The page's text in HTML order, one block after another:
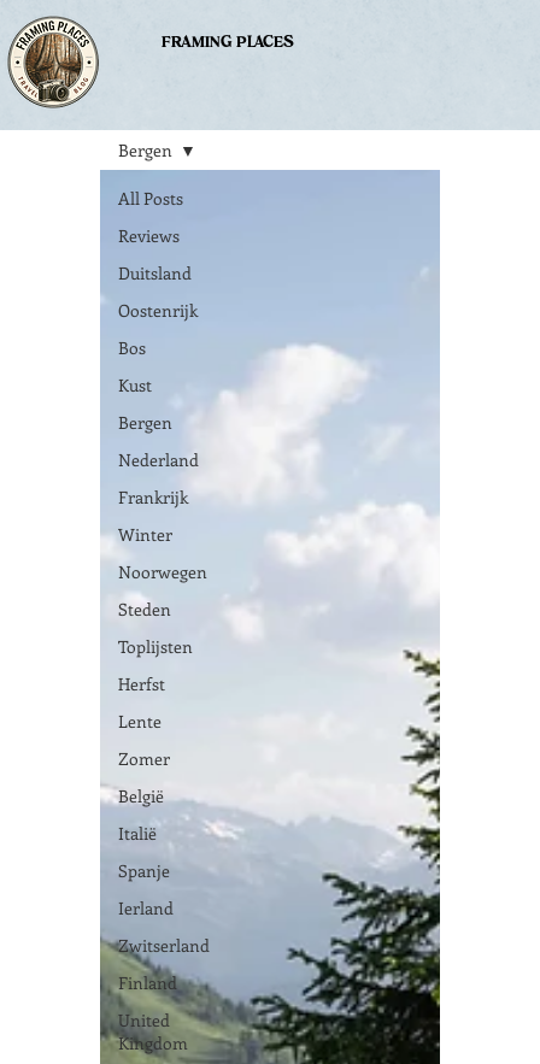
FRAMING PLACES
All Posts
Reviews
Duitsland
Oostenrijk
Bos
Kust
Bergen
Nederland
Frankrijk
Winter
Noorwegen
Steden
Toplijsten
Herfst
Lente
Zomer
België
Italië
Spanje
Ierland
Zwitserland
Finland
United
Kingdom
Bergen